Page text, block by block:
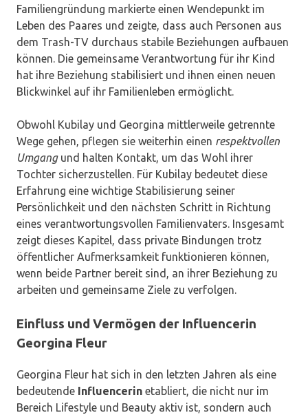
Familiengründung markierte einen Wendepunkt im
Leben des Paares und zeigte, dass auch Personen aus
dem Trash-TV durchaus stabile Beziehungen aufbauen
können. Die gemeinsame Verantwortung für ihr Kind
hat ihre Beziehung stabilisiert und ihnen einen neuen
Blickwinkel auf ihr Familienleben ermöglicht.
Obwohl Kubilay und Georgina mittlerweile getrennte
Wege gehen, pflegen sie weiterhin einen respektvollen
Umgangund halten Kontakt, um das Wohl ihrer
Tochter sicherzustellen. Für Kubilay bedeutet diese
Erfahrung eine wichtige Stabilisierung seiner
Persönlichkeit und den nächsten Schritt in Richtung
eines verantwortungsvollen Familienvaters. Insgesamt
zeigt dieses Kapitel, dass private Bindungen trotz
öffentlicher Aufmerksamkeit funktionieren können,
wenn beide Partner bereit sind, an ihrer Beziehung zu
arbeiten und gemeinsame Ziele zu verfolgen.
Einfluss und Vermögen der Influencerin
Georgina Fleur
Georgina Fleur hat sich in den letzten Jahren als eine
bedeutende Influencerin etabliert, die nicht nur im
Bereich Lifestyle und Beauty aktiv ist, sondern auch